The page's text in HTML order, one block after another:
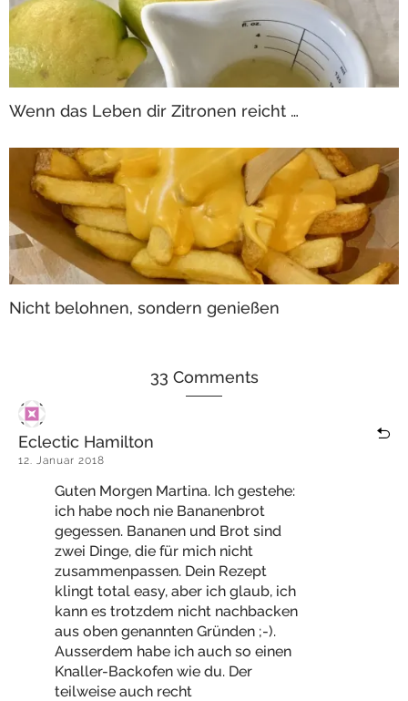
Wenn das Leben dir Zitronen reicht …
Nicht belohnen, sondern genießen
33 Comments
Eclectic Hamilton
12. Januar 2018
Guten Morgen Martina. Ich gestehe:
ich habe noch nie Bananenbrot
gegessen. Bananen und Brot sind
zwei Dinge, die für mich nicht
zusammenpassen. Dein Rezept
klingt total easy, aber ich glaub, ich
kann es trotzdem nicht nachbacken
aus oben genannten Gründen ;-).
Ausserdem habe ich auch so einen
Knaller-Backofen wie du. Der
teilweise auch recht